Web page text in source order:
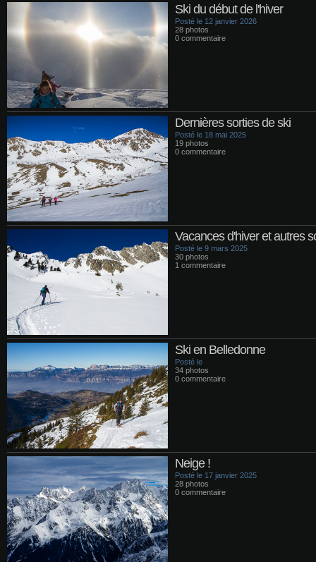
Ski du début de l'hiver
Posté le 12 janvier 2026
28 photos
0 commentaire
Dernières sorties de ski
Posté le 18 mai 2025
19 photos
0 commentaire
Vacances d'hiver et autres
Posté le 9 mars 2025
30 photos
1 commentaire
Ski en Belledonne
Posté le
34 photos
0 commentaire
Neige !
Posté le 17 janvier 2025
28 photos
0 commentaire